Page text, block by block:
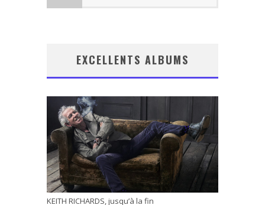
EXCELLENTS ALBUMS
KEITH RICHARDS, jusqu’à la fin